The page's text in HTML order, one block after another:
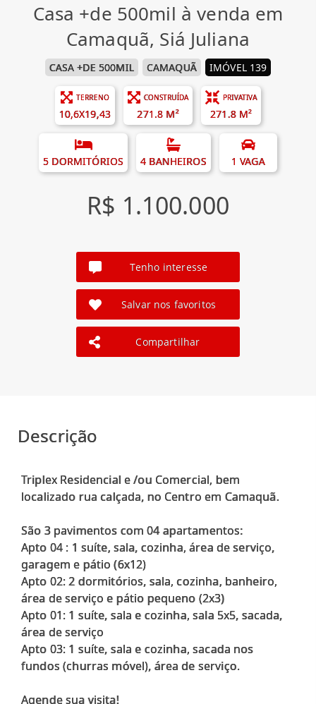
Casa +de 500mil à venda em
Camaquã, Siá Juliana
CASA +DE 500MIL CAMAQUÃ IMÓVEL 139
TERRENO
10,6X19,43
CONSTRUÍDA
271.8 M²
PRIVATIVA
271.8 M²
5 DORMITÓRIOS 4 BANHEIROS 1 VAGA
R$ 1.100.000
Tenho interesse
Salvar nos favoritos
Compartilhar
Descrição
Triplex Residencial e /ou Comercial, bem
localizado rua calçada, no Centro em Camaquã.
São 3 pavimentos com 04 apartamentos:
Apto 04 : 1 suíte, sala, cozinha, área de serviço,
garagem e pátio (6x12)
Apto 02: 2 dormitórios, sala, cozinha, banheiro,
área de serviço e pátio pequeno (2x3)
Apto 01: 1 suíte, sala e cozinha, sala 5x5, sacada,
área de serviço
Apto 03: 1 suíte, sala e cozinha, sacada nos
fundos (churras móvel), área de serviço.
Agende sua visita!